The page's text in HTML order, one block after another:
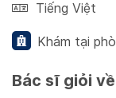
Tiếng Việt
Khám tại
Bác sĩ giỏi về